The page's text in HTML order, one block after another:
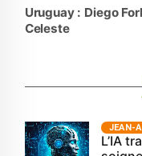
Uruguay : Diego
Celeste
JEAN-
L’IA